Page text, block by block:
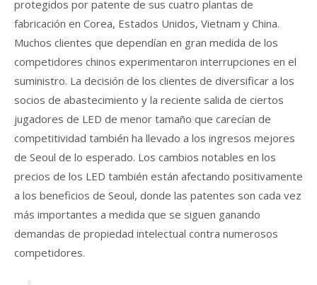
protegidos por patente de sus cuatro plantas de
fabricación en Corea, Estados Unidos, Vietnam y China.
Muchos clientes que dependían en gran medida de los
competidores chinos experimentaron interrupciones en el
suministro. La decisión de los clientes de diversificar a los
socios de abastecimiento y la reciente salida de ciertos
jugadores de LED de menor tamaño que carecían de
competitividad también ha llevado a los ingresos mejores
de Seoul de lo esperado. Los cambios notables en los
precios de los LED también están afectando positivamente
a los beneficios de Seoul, donde las patentes son cada vez
más importantes a medida que se siguen ganando
demandas de propiedad intelectual contra numerosos
competidores.